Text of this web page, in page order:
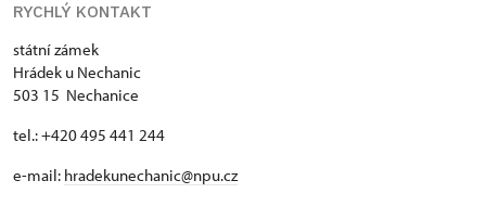
RYCHLÝ KONTAKT
státní zámek
Hrádek u Nechanic
503 15 Nechanice
tel.: +420 495 441 244
e-mail: hradekunechanic@npu.cz